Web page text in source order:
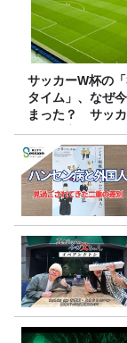
サッカーW杯の
タイム」、なぜ
まった？ サッ
金」に変わる仕